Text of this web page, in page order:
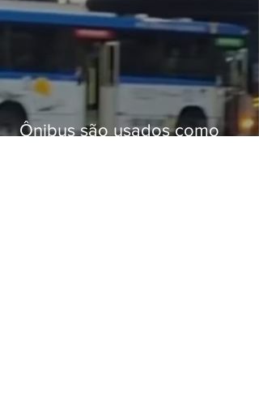
Ônibus são usados como